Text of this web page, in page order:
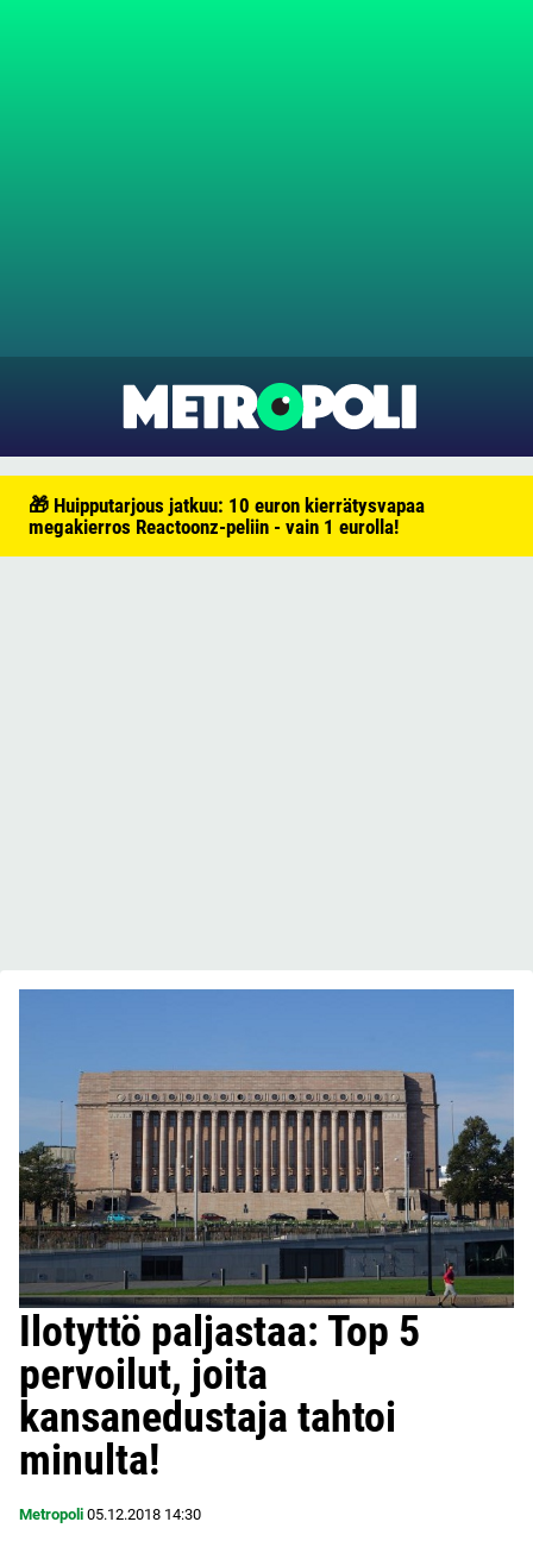
🎁 Huipputarjous jatkuu: 10 euron kierrätysvapaa
megakierros Reactoonz-peliin - vain 1 eurolla!
Ilotyttö paljastaa: Top 5
pervoilut, joita
kansanedustaja tahtoi
minulta!
Metropoli 05.12.2018 14:30